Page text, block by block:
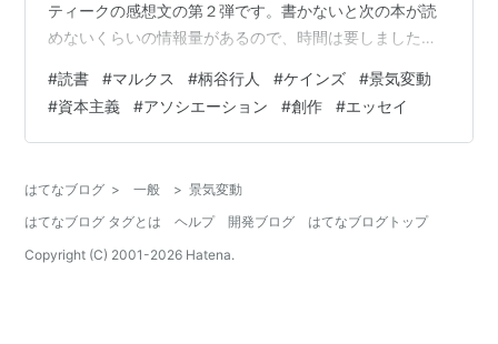
ティークの感想文の第２弾です。書かないと次の本が読
めないくらいの情報量があるので、時間は要しましたが
で、適当にはしょりながら眺めていただければ幸いで
す。 下記をクリックして御覧ください。なお、ネタバレ
を含みますのでご了承のほどよろしくお願い致します。
がとうございました〜！ ランキング参加中読書 ランキン
グ参加中Think<書く…
#読書 #マルクス #柄谷行人 #ケインズ #景気変動
#資本主義 #アソシエーション #創作 #エッセイ
はてなブログ > 一般 > 景気変動
はてなブログ タグとは
ヘルプ 開発ブログ
はてなブログトップ
Copyright (C) 2001-2026 Hatena.